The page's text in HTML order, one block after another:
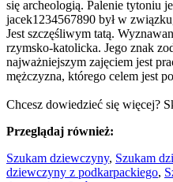
się archeologią. Palenie tytoniu
jacek1234567890 był w
Jest szczęśliwym tatą.
rzymsko-katolicka. Jego znak
najważniejszym zajęciem jest
mężczyzna, którego celem jest
Chcesz dowiedzieć się więcej?
Przeglądaj również:
Szukam dziewczyny, Szukam
dziewczyny z podkarpackiego,